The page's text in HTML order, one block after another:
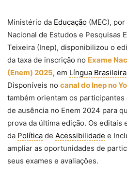
Ministério da Educação (MEC),
Nacional de Estudos e Pesquisas
Teixeira (Inep), disponibilizou o
da taxa de inscrição no Exame
(Enem) 2025, em Língua
Disponíveis no canal do Inep no
também orientam os
de ausência no Enem 2024 para
prova da última edição. Os editais
da Política de Acessibilidade e
ampliar as oportunidades de
seus exames e avaliações.